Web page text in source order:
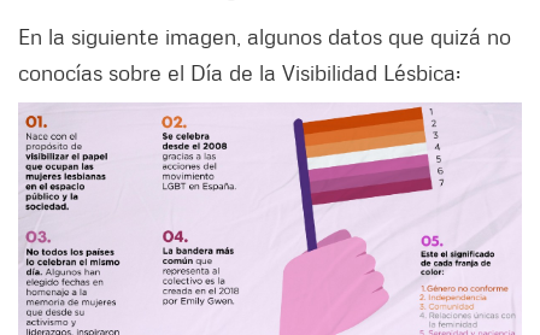
En la siguiente imagen, algunos datos que quizá no
conocías sobre el Día de la Visibilidad Lésbica: